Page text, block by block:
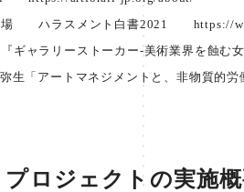
場 ハラスメント白書2021 https://
ギャラリーストーカー-美術業界を蝕む
「アートマネジメントと、非物質的労
ロジェクトの実施概